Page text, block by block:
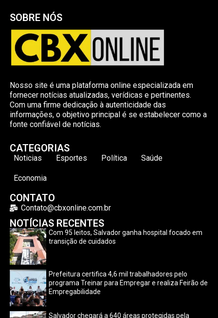
SOBRE NÓS
Nosso site é uma plataforma online especializada em
fornecer notícias atualizadas, verídicas e pertinentes.
Com uma firme dedicação à autenticidade das
informações, o objetivo principal é se estabelecer como a
fonte confiável de notícias.
CATEGORIAS
Noticias Esportes Política Saúde
Economia
CONTATO
Contato@cbxonline.com.br
NOTÍCIAS RECENTES
Com 95 leitos, Salvador ganha hospital focado em
transição de cuidados
Prefeitura certifica 4,6 mil trabalhadores pelo
programa Treinar para Empregar e realiza Feirão de
Empregabilidade
Salvador chegará a 640 áreas protegidas pela